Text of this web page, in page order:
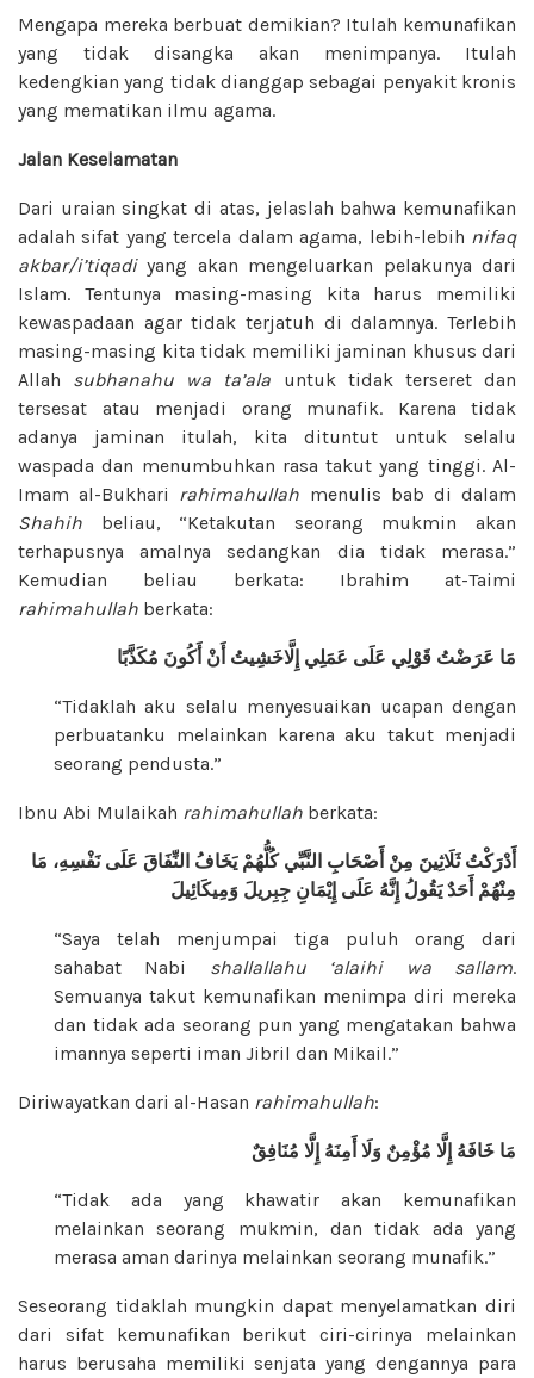
Mengapa mereka berbuat demikian? Itulah kemunafikan
yang tidak disangka akan menimpanya. Itulah
kedengkian yang tidak dianggap sebagai penyakit kronis
yang mematikan ilmu agama.
Jalan Keselamatan
Dari uraian singkat di atas, jelaslah bahwa kemunafikan
adalah sifat yang tercela dalam agama, lebih-lebih nifaq
akbar/i’tiqadiyang akan mengeluarkan pelakunya dari
Islam. Tentunya masing-masing kita harus memiliki
kewaspadaan agar tidak terjatuh di dalamnya. Terlebih
masing-masing kita tidak memiliki jaminan khusus dari
Allah subhanahu wa ta’ala untuk tidak terseret dan
tersesat atau menjadi orang munafik. Karena tidak
adanya jaminan itulah, kita dituntut untuk selalu
waspada dan menumbuhkan rasa takut yang tinggi. Al-
Imam al-Bukhari rahimahullah menulis bab di dalam
Shahih beliau, “Ketakutan seorang mukmin akan
terhapusnya amalnya sedangkan dia tidak merasa.”
Kemudian beliau berkata: Ibrahim at-Taimi
rahimahullah berkata:
مَا عَرَضْتُ قَوْلِي عَلَى عَمَلِي إِلَّاخَشِيتُ أَنْ أَكُونَ مُكَذَّبًا
“Tidaklah aku selalu menyesuaikan ucapan dengan
perbuatanku melainkan karena aku takut menjadi
seorang pendusta.”
Ibnu Abi Mulaikah rahimahullah berkata:
أَدْرَكْتُ ثَلَاثِينَ مِنْ أَصْحَابِ النَّبِّي كُلُّهُمْ يَخَافُ النِّفَاقَ عَلَى نَفْسِهِ، مَا
مِنْهُمْ أَحَدٌ يَقُولُ إِنَّهُ عَلَى إِيْمَانِ جِبِريلَ وَمِيكَائِيلَ
“Saya telah menjumpai tiga puluh orang dari
sahabat Nabi shallallahu ‘alaihi wa sallam.
Semuanya takut kemunafikan menimpa diri mereka
dan tidak ada seorang pun yang mengatakan bahwa
imannya seperti iman Jibril dan Mikail.”
Diriwayatkan dari al-Hasan rahimahullah:
مَا خَافَهُ إِلَّا مُؤْمِنٌ وَلَا أَمِنَهُ إِلَّا مُنَافِقٌ
“Tidak ada yang khawatir akan kemunafikan
melainkan seorang mukmin, dan tidak ada yang
merasa aman darinya melainkan seorang munafik.”
Seseorang tidaklah mungkin dapat menyelamatkan diri
dari sifat kemunafikan berikut ciri-cirinya melainkan
harus berusaha memiliki senjata yang dengannya para